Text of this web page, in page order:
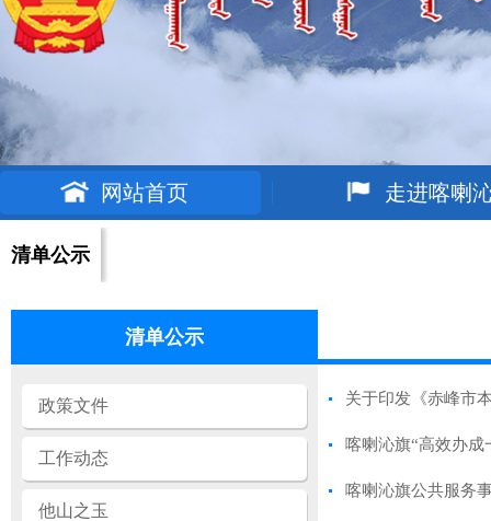
网站首页 走进喀喇
清单公示
清单公示
政策文件
工作动态
他山之玉
关于印发《赤峰市
喀喇沁旗“高效办成
喀喇沁旗公共服务